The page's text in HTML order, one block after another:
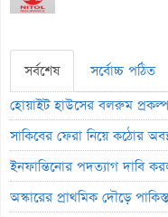
সর্বশেষ
সর্বোচ্চ পঠিত
হোয়াইট হাউসের বলরুম প্রকল্প
সাকিবের ফেরা নিয়ে কঠোর
ইনফান্তিনোর পদত্যাগ দাবি
অস্কারের প্রাথমিক দৌড়ে